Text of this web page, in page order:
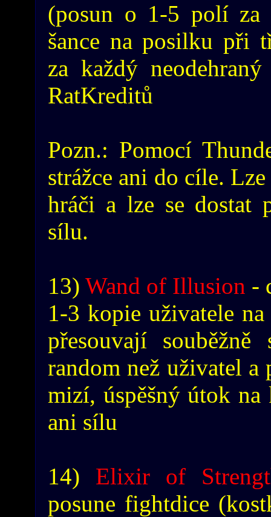
(posun o 1-5 polí za
šance na posilku při
za každý
RatKreditů
Pozn.: Pomocí
strážce ani do cíle.
hráči a lze se dostat
sílu.
13) Wand of Illusion -
1-3 kopie uživatele
přesouvají
random než uživatel a
mizí, úspěšný útok
ani sílu
14) Elixir of
posune fightdice